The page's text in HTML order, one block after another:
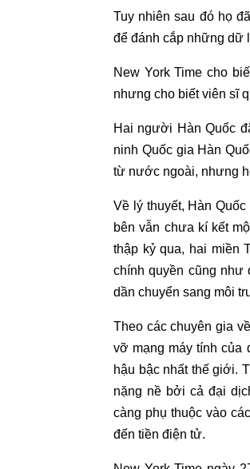
Tuy nhiên sau đó họ
để đánh cắp những dữ
New York Time cho
nhưng cho biết viên sĩ
Hai người Hàn Quốc
ninh Quốc gia Hàn
từ nước ngoài, nhưng
Về lý thuyết, Hàn
bên vẫn chưa kí kết
thập kỷ qua, hai miền
chính quyền cũng như
dần chuyển sang môi
Theo các chuyên gia
vỡ mạng máy tính của
hậu bậc nhất thế giới.
nặng nề bởi cả đại
càng phụ thuộc vào
đến tiền điện tử.